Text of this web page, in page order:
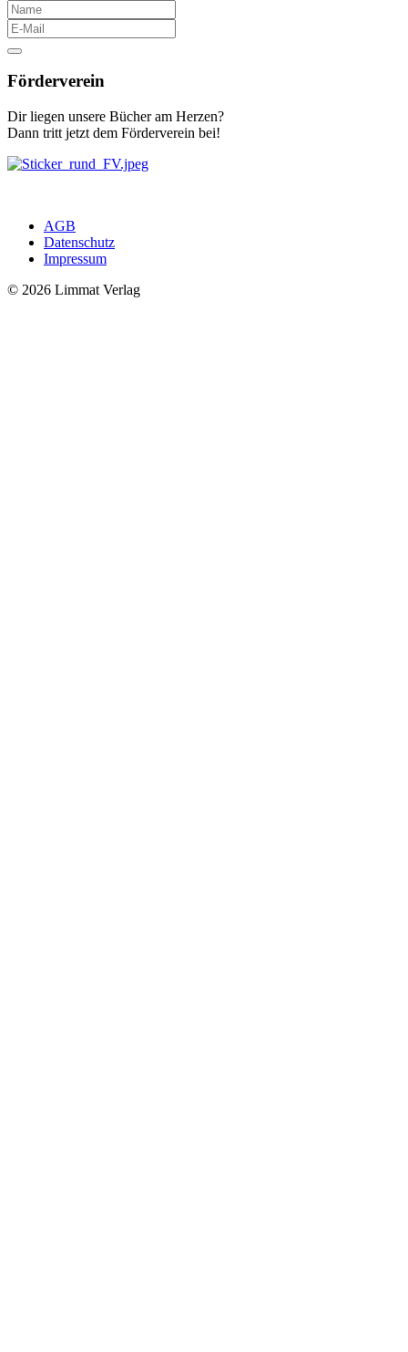
Förderverein
Dir liegen unsere Bücher am Herzen?
Dann tritt jetzt dem Förderverein bei!
AGB
Datenschutz
Impressum
© 2026 Limmat Verlag